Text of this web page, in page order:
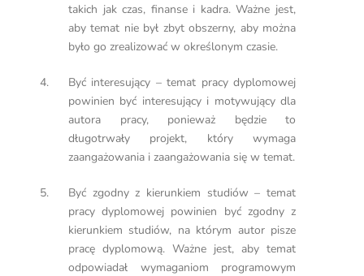
takich jak czas, finanse i kadra. Ważne jest,
aby temat nie był zbyt obszerny, aby można
było go zrealizować w określonym czasie.
Być interesujący – temat pracy dyplomowej
powinien być interesujący i motywujący dla
autora pracy, ponieważ będzie to
długotrwały projekt, który wymaga
zaangażowania i zaangażowania się w temat.
Być zgodny z kierunkiem studiów – temat
pracy dyplomowej powinien być zgodny z
kierunkiem studiów, na którym autor pisze
pracę dyplomową. Ważne jest, aby temat
odpowiadał wymaganiom programowym